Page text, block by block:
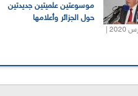
موسوعتين علميتين جديدتين
حول الجزائر وأعلامها